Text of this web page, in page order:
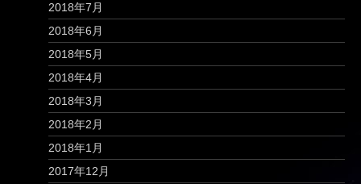
2018年7月
2018年6月
2018年5月
2018年4月
2018年3月
2018年2月
2018年1月
2017年12月